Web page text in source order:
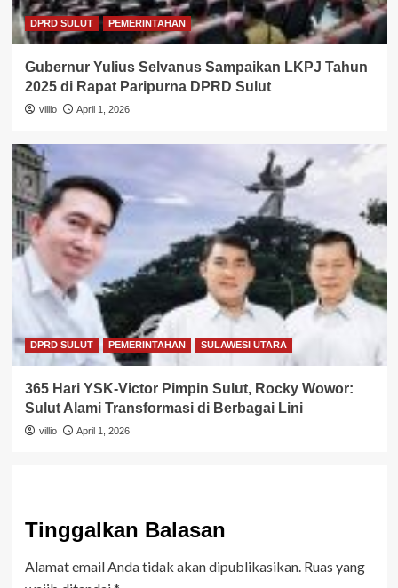
DPRD SULUT PEMERINTAHAN
Gubernur Yulius Selvanus Sampaikan LKPJ Tahun
2025 di Rapat Paripurna DPRD Sulut
villio April 1, 2026
DPRD SULUT PEMERINTAHAN SULAWESI UTARA
365 Hari YSK-Victor Pimpin Sulut, Rocky Wowor:
Sulut Alami Transformasi di Berbagai Lini
villio April 1, 2026
Tinggalkan Balasan
Alamat email Anda tidak akan dipublikasikan. Ruas yang